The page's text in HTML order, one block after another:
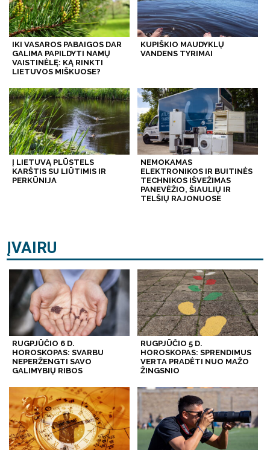
IKI VASAROS PABAIGOS DAR
GALIMA PAPILDYTI NAMŲ
VAISTINĖLĘ: KĄ RINKTI
LIETUVOS MIŠKUOSE?
KUPIŠKIO MAUDYKLŲ
VANDENS TYRIMAI
Į LIETUVĄ PLŪSTELS
KARŠTIS SU LIŪTIMIS IR
PERKŪNIJA
NEMOKAMAS
ELEKTRONIKOS IR BUITINĖS
TECHNIKOS IŠVEŽIMAS
PANEVĖŽIO, ŠIAULIŲ IR
TELŠIŲ RAJONUOSE
ĮVAIRU
RUGPJŪČIO 6 D.
HOROSKOPAS: SVARBU
NEPERŽENGTI SAVO
GALIMYBIŲ RIBOS
RUGPJŪČIO 5 D.
HOROSKOPAS: SPRENDIMUS
VERTA PRADĖTI NUO MAŽO
ŽINGSNIO